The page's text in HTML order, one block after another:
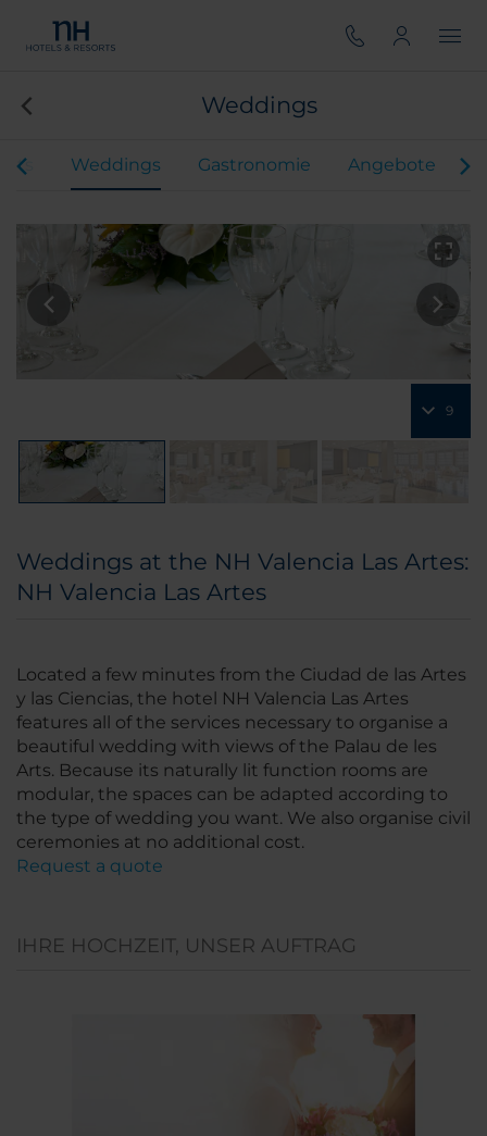
Weddings
Weddings Gastronomie Angebote
9
Weddings at the NH Valencia Las Artes:
NH Valencia Las Artes
Located a few minutes from the Ciudad de las Artes
y las Ciencias, the hotel NH Valencia Las Artes
features all of the services necessary to organise a
beautiful wedding with views of the Palau de les
Arts. Because its naturally lit function rooms are
modular, the spaces can be adapted according to
the type of wedding you want. We also organise civil
ceremonies at no additional cost.
Request a quote
IHRE HOCHZEIT, UNSER AUFTRAG